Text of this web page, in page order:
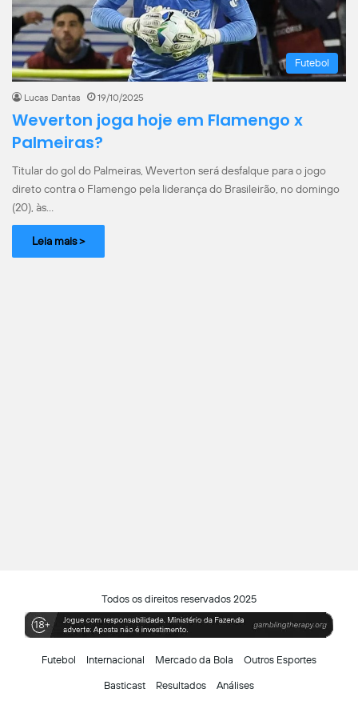
Futebol
Lucas Dantas 19/10/2025
Weverton joga hoje em Flamengo x
Palmeiras?
Titular do gol do Palmeiras, Weverton será desfalque para o jogo
direto contra o Flamengo pela liderança do Brasileirão, no domingo
(20), às…
Leia mais >
Todos os direitos reservados 2025
Futebol Internacional Mercado da Bola Outros Esportes
Basticast Resultados Análises